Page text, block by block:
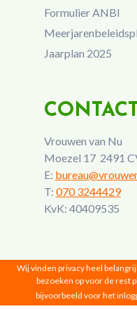
Formulier ANBI
Jaarplan 2025
Vrouwen van Nu
Moezel 17 2491
E:
T: 070 3244429
KvK: 40409535
Vrouwen van Nu
Wij vinden privacy heel
bezoeken op voor de rest
bijvoorbeeld voor het